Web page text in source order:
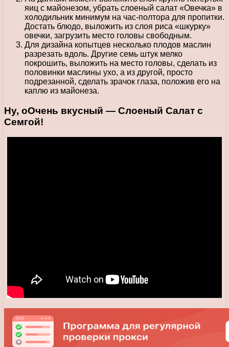
яиц с майонезом, убрать слоеный салат «Овечка» в
холодильник минимум на час-полтора для пропитки.
Достать блюдо, выложить из слоя риса «шкурку»
овечки, загрузить место головы свободным.
Для дизайна копытцев несколько плодов маслин
разрезать вдоль. Другие семь штук мелко
покрошить, выложить на место головы, сделать из
половинки маслины ухо, а из другой, просто
подрезанной, сделать зрачок глаза, положив его на
каплю из майонеза.
Ну, оОчень вкусный — Слоеный Салат с
Семгой!